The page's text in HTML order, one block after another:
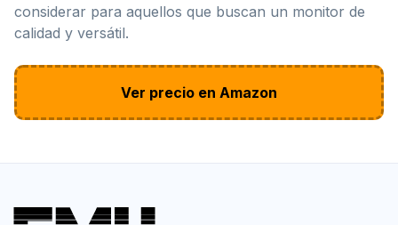
considerar para aquellos que buscan un monitor de
calidad y versátil.
Ver precio en Amazon